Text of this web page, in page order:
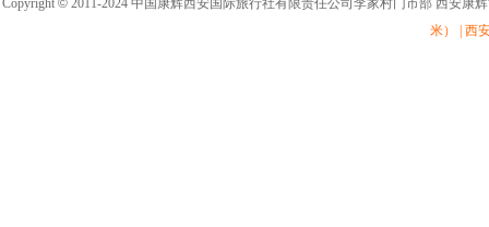
Copyright© 2011-2024 中国康辉西安国际旅行社有限责任公司李家村门市部 西安康
米） | 西